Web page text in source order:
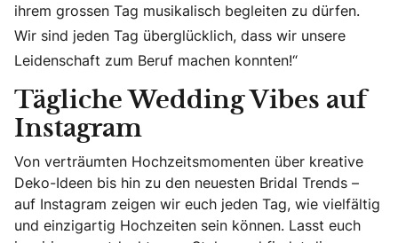
ihrem grossen Tag musikalisch begleiten zu dürfen.
Wir sind jeden Tag überglücklich, dass wir unsere
Leidenschaft zum Beruf machen konnten!“
Tägliche Wedding Vibes auf
Instagram
Von verträumten Hochzeitsmomenten über kreative
Deko-Ideen bis hin zu den neuesten Bridal Trends –
auf Instagram zeigen wir euch jeden Tag, wie vielfältig
und einzigartig Hochzeiten sein können. Lasst euch